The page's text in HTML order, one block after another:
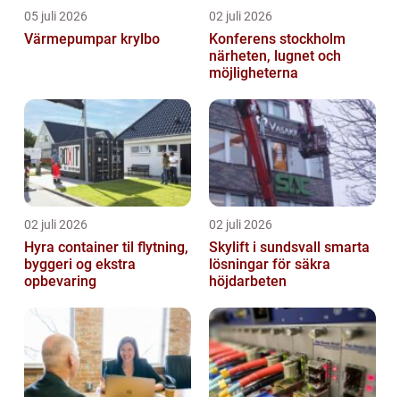
05 juli 2026
Värmepumpar krylbo
02 juli 2026
Konferens stockholm
närheten, lugnet och
möjligheterna
02 juli 2026
Hyra container til flytning,
byggeri og ekstra
opbevaring
02 juli 2026
Skylift i sundsvall smarta
lösningar för säkra
höjdarbeten